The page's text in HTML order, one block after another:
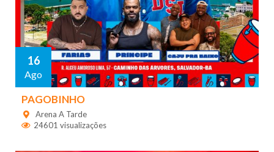
16
Ago
PAGOBINHO
Arena A Tarde
24601 visualizações